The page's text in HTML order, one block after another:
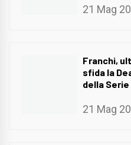
21 Mag
Franchi,
sfida la
della Serie
21 Mag